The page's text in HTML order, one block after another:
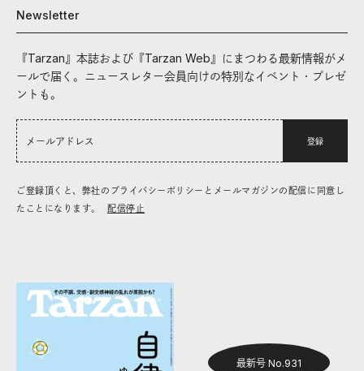
Newsletter
『Tarzan』本誌および『Tarzan Web』にまつわる最新情報がメ
ールで届く。ニュースレター会員向けの特別なイベント・プレゼ
ントも。
登録
ご登録頂くと、弊社のプライバシーポリシーとメールマガジンの配信に同意し
たことになります。
配信停止
最新号 No.931